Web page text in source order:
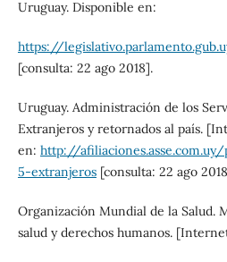
Uruguay. Disponible en:
https://
[consulta: 22 ago 2018].
Uruguay. Administración de los
Extranjeros y retornados al país.
en: http://
5-extranjeros[consulta: 22 ago
Organización Mundial de la Salud.
salud y derechos humanos.